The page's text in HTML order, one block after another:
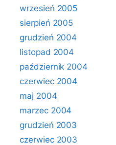
wrzesień 2005
sierpień 2005
grudzień 2004
listopad 2004
październik 2004
czerwiec 2004
maj 2004
marzec 2004
grudzień 2003
czerwiec 2003